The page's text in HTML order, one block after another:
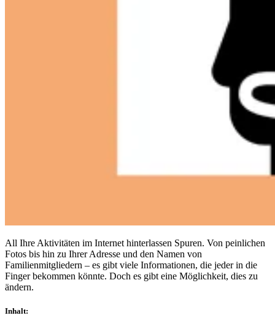
All Ihre Aktivitäten im Internet hinterlassen Spuren. Von peinlichen
Fotos bis hin zu Ihrer Adresse und den Namen von
Familienmitgliedern – es gibt viele Informationen, die jeder in die
Finger bekommen könnte. Doch es gibt eine Möglichkeit, dies zu
ändern.
Inhalt: